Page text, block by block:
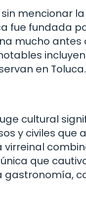
mencionar
fue fundada
mucho
en Toluca.
cultural
y civiles que
virreinal
que
gastronomía,